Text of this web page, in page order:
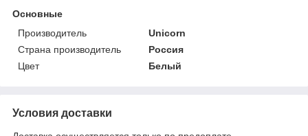
Основные
Производитель
Unicorn
Страна производитель
Россия
Цвет
Белый
Условия доставки